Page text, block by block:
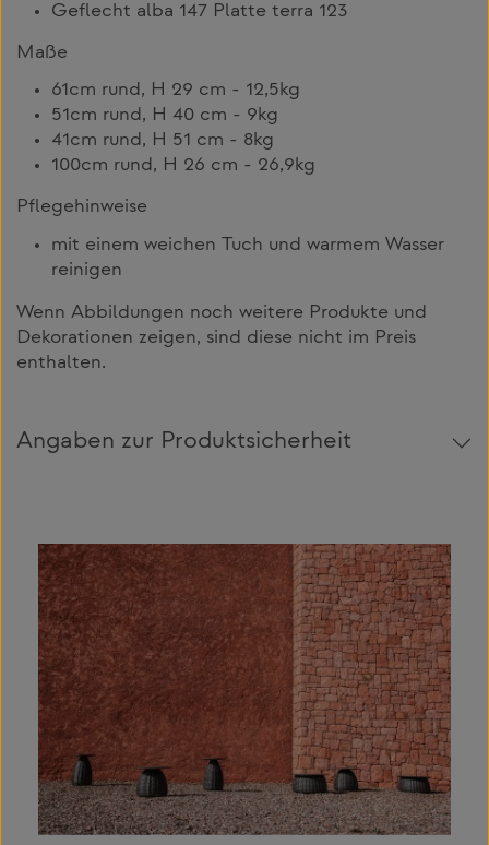
Geflecht alba 147 Platte terra 123
Maße
61cm rund, H 29 cm - 12,5kg
51cm rund, H 40 cm - 9kg
41cm rund, H 51 cm - 8kg
100cm rund, H 26 cm - 26,9kg
Pflegehinweise
mit einem weichen Tuch und warmem Wasser
reinigen
Wenn Abbildungen noch weitere Produkte und
Dekorationen zeigen, sind diese nicht im Preis
enthalten.
Angaben zur Produktsicherheit